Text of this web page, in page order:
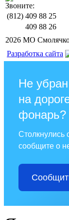
Звоните:
(812) 409 88 25
409 88 26
2026 МО
Разработка сайта
Не
на
фонарь?
сообщите о